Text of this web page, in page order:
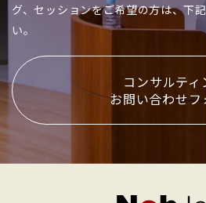
グ、セッションをご希望の方は、下
い。
コンサルティ
お問い合わせフ